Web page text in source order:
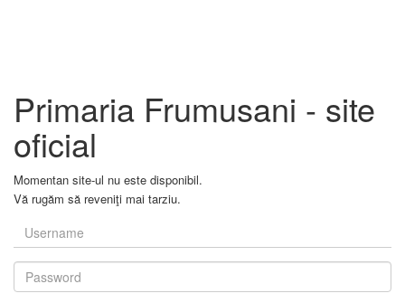
Primaria Frumusani - site
oficial
Momentan site-ul nu este disponibil.
Vă rugăm să reveniţi mai tarziu.